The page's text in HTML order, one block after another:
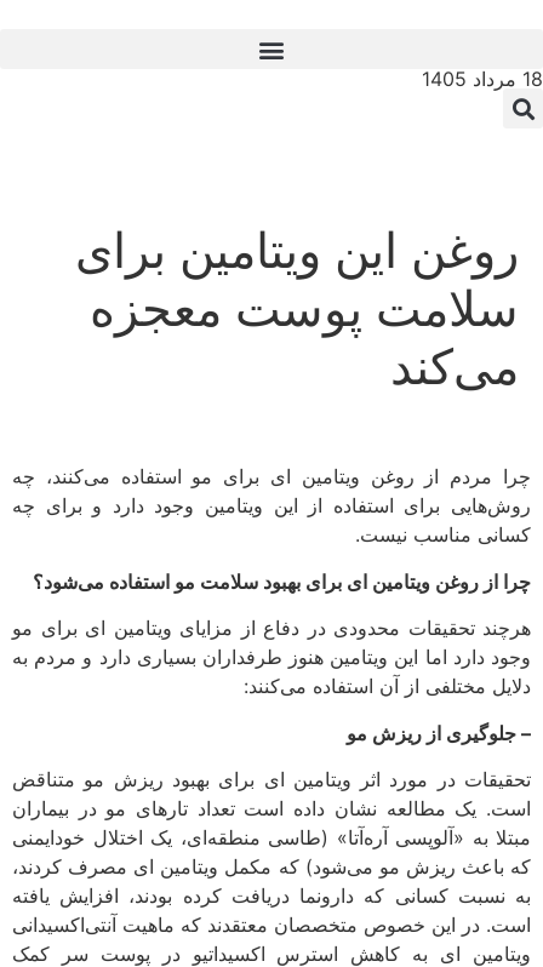
18 مرداد 1405
روغن این ویتامین برای
سلامت پوست معجزه
می‌کند
چرا مردم از روغن ویتامین ای برای مو استفاده می‌کنند، چه
روش‌هایی برای استفاده از این ویتامین وجود دارد و برای چه
کسانی مناسب نیست.
چرا از روغن ویتامین ای برای بهبود سلامت مو استفاده می‌شود؟
هرچند تحقیقات محدودی در دفاع از مزایای ویتامین ای برای مو
وجود دارد اما این ویتامین هنوز طرفداران بسیاری دارد و مردم به
دلایل مختلفی از آن استفاده می‌کنند:
– جلوگیری از ریزش مو
تحقیقات در مورد اثر ویتامین ای برای بهبود ریزش مو متناقض
است. یک مطالعه نشان داده است تعداد تارهای مو در بیماران
مبتلا به «آلوپسی آره‌آتا» (طاسی منطقه‌ای، یک اختلال خودایمنی
که باعث ریزش مو می‌شود) که مکمل ویتامین ای مصرف کردند،
به نسبت کسانی که دارونما دریافت کرده بودند، افزایش یافته
است. در این خصوص متخصصان معتقدند که ماهیت آنتی‌اکسیدانی
ویتامین ای به کاهش استرس اکسیداتیو در پوست سر کمک